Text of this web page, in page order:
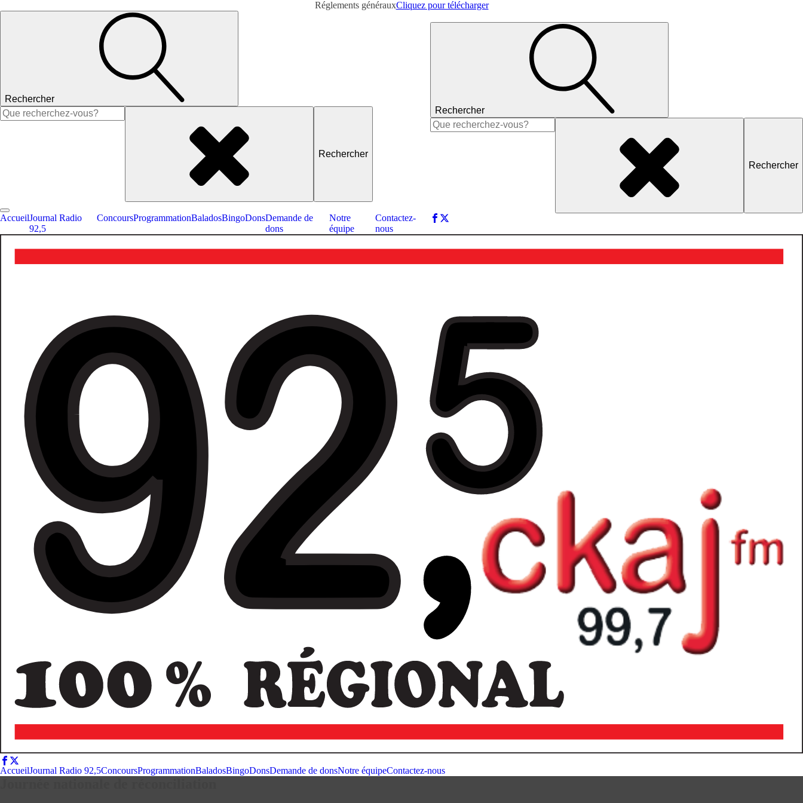
Réglements générauxCliquez pour télécharger
Rechercher
Rechercher :
AccueilJournal Radio
92,5
ConcoursProgrammationBaladosBingoDonsDemande de
dons
Notre
équipe
Contactez-
nous
Rechercher
Rechercher :
AccueilJournal Radio 92,5ConcoursProgrammationBaladosBingoDonsDemande de donsNotre équipeContactez-nous